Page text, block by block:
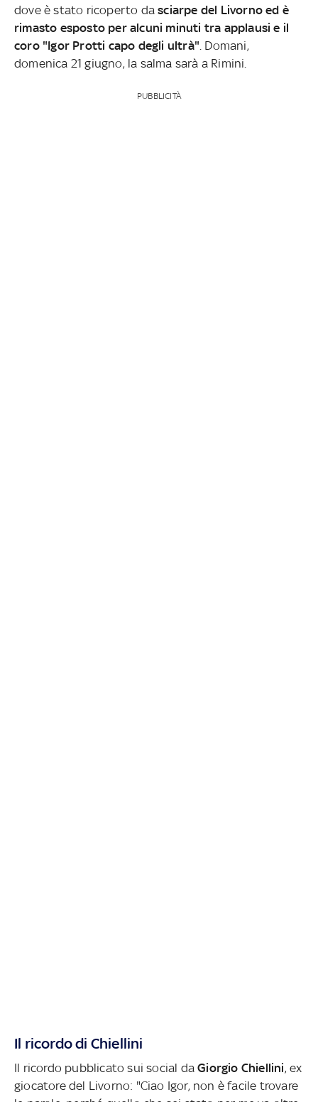
dove è stato ricoperto dasciarpe del Livorno ed è
rimasto esposto per alcuni minuti tra applausi e il
coro "Igor Protti capo degli ultrà" . Domani,
domenica 21 giugno, la salma sarà a Rimini.
PUBBLICITÀ
Il ricordo di Chiellini
Il ricordo pubblicato sui social daGiorgio Chiellini, ex
giocatore del Livorno: "Ciao Igor, non è facile trovare